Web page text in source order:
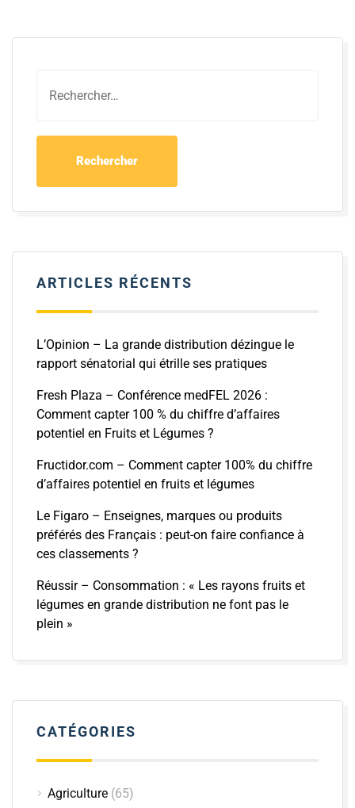
ARTICLES RÉCENTS
L’Opinion – La grande distribution dézingue le
rapport sénatorial qui étrille ses pratiques
Fresh Plaza – Conférence medFEL 2026 :
Comment capter 100 % du chiffre d’affaires
potentiel en Fruits et Légumes ?
Fructidor.com – Comment capter 100% du chiffre
d’affaires potentiel en fruits et légumes
Le Figaro – Enseignes, marques ou produits
préférés des Français : peut-on faire confiance à
ces classements ?
Réussir – Consommation : « Les rayons fruits et
légumes en grande distribution ne font pas le
plein »
CATÉGORIES
Agriculture (65)